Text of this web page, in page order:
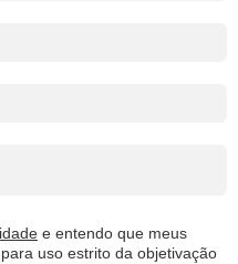
e entendo que meus
uso estrito da objetivação